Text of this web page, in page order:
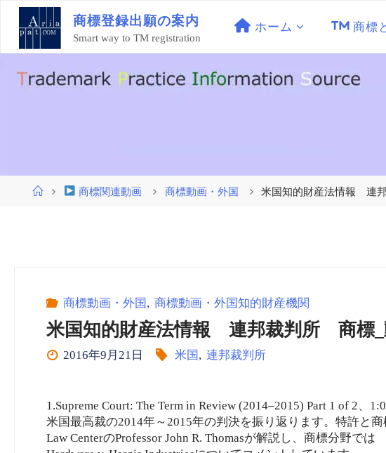
ン
商標登録出願の案内
Smart way to TM registration
ホーム 商標
ホ
商標関連動画 商標動画・外国 米国知的財産法情報 連
商標動画・外国 , 商標動画・外国知的財産機関
米国知的財産法情報 連邦裁判所 商標_
2016年9月21日 米国 , 連邦裁判所
1.Supreme Court: The Term in Review (2014–2015) Part 1 of 2、
米国最高裁の2014年～2015年の判決を振り返ります。特許と
Law CenterのProfessor John R. Thomasが解説し、商標分野で